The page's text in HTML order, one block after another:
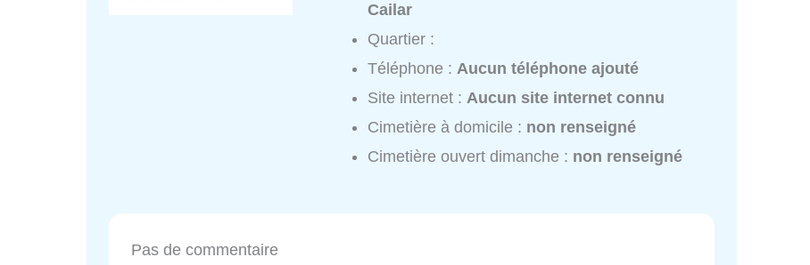
Cailar
Quartier :
Téléphone :Aucun téléphone ajouté
Site internet :Aucun site internet connu
Cimetière à domicile : non renseigné
Cimetière ouvert dimanche : non renseigné
Pas de commentaire